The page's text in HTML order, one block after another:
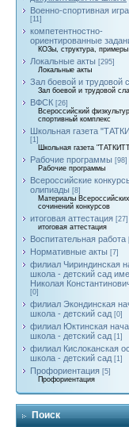
Военно-спортивная
[11]
компетентностно-
ориентированные
КОЗы, структура, примеры
Локальные акты [295]
Локальные акты
Зал боевой и трудовой
Зал боевой и трудовой
ВФСК [26]
Всероссийский
спортивный комплекс
Школьная газета
[1]
Школьная газета
Рабочие программы [98]
Рабочие программы
Всероссийские
олипиады [8]
Материалы
сочинений конкурсов
итоговая аттестация [27]
итоговая аттестация
Воспитательная работа
Нормативные акты [7]
филиал Чириндинская
школа - детский сад
Николая
[0]
филиал Экондинская
школа - детский сад [0]
филиал Юктинская
школа - детский сад [1]
филиал Кислоканская
школа - детский сад [1]
Профориентация [5]
Профориентация
Поиск